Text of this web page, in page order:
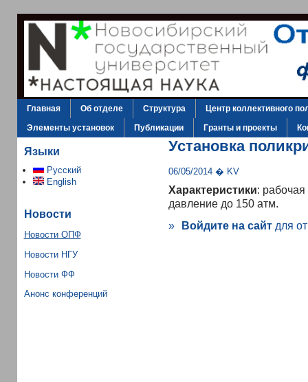
Главная Об отделе Структура
Центр коллективного
Элементы установок
Публикации Гранты и проекты
Языки
Русский
English
Новости
Новости ОПФ
Новости НГУ
Новости ФФ
Анонс конференций
Установка
06/05/2014 � KV
Характеристики:
давление до 150 атм.
»
Войдите на сайт для